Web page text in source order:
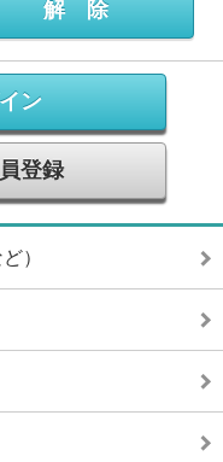
ン
登録
）